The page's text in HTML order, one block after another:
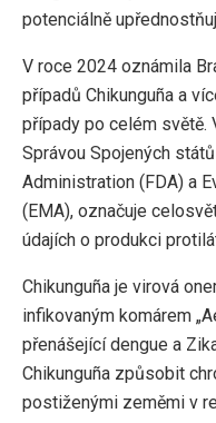
potenciálně
V roce 2024 oznámila
případů Chikunguña a
případy po celém světě.
Správou Spojených
Administration (FDA) a
(EMA), označuje
údajích o produkci
Chikunguña je virová
infikovaným komárem
přenášející dengue a
Chikunguña způsobit
postiženými zeměmi v